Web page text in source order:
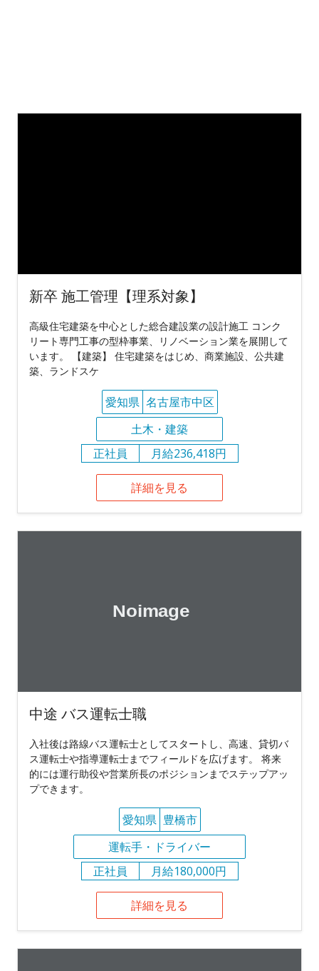
新卒 施工管理【理系対象】
高級住宅建築を中心とした総合建設業の設計施工 コンク
リート専門工事の型枠事業、リノベーション業を展開して
います。 【建築】 住宅建築をはじめ、商業施設、公共建
築、ランドスケ
愛知県 名古屋市中区
土木・建築
正社員
月給236,418円
詳細を見る
中途 バス運転士職
入社後は路線バス運転士としてスタートし、高速、貸切バ
ス運転士や指導運転士までフィールドを広げます。 将来
的には運行助役や営業所長のポジションまでステップアッ
プできます。
愛知県 豊橋市
運転手・ドライバー
正社員
月給180,000円
詳細を見る